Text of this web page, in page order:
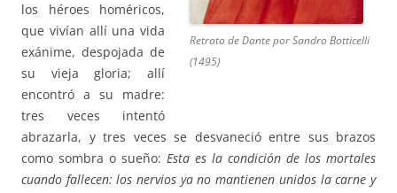
Retrato de Dante por Sandro Botticelli
(1495)
los héroes homéricos,
que vivían allí una vida
exánime, despojada de
su vieja gloria; allí
encontró a su madre:
tres veces intentó
abrazarla, y tres veces se desvaneció entre sus brazos
como sombra o sueño: Esta es la condición de los mortales
cuando fallecen: los nervios ya no mantienen unidos la carne y